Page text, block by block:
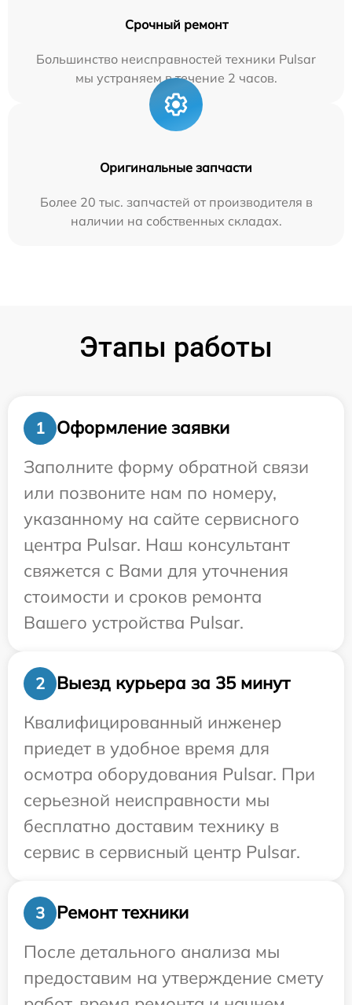
Срочный ремонт
Большинство неисправностей техники Pulsar
мы устраняем в течение 2 часов.
Оригинальные запчасти
Более 20 тыс. запчастей от производителя в
наличии на собственных складах.
Этапы работы
1
Оформление заявки
Заполните форму обратной связи
или позвоните нам по номеру,
указанному на сайте сервисного
центра Pulsar. Наш консультант
свяжется с Вами для уточнения
стоимости и сроков ремонта
Вашего устройства Pulsar.
2
Выезд курьера за 35 минут
Квалифицированный инженер
приедет в удобное время для
осмотра оборудования Pulsar. При
серьезной неисправности мы
бесплатно доставим технику в
сервис в сервисный центр Pulsar.
3
Ремонт техники
После детального анализа мы
предоставим на утверждение смету